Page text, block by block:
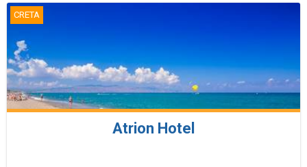
CRETA
Atrion Hotel